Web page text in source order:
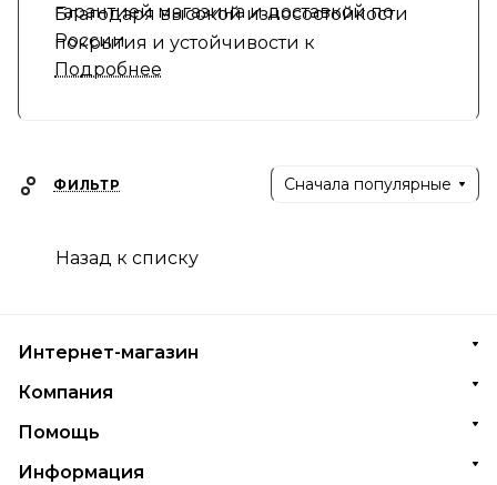
Благодаря высокой износостойкости
покрытия и устойчивости к
механическим повреждениям, посуда
гарантией магазина и доставкой по
России
Подробнее
ФИЛЬТР Сначала популярные
Назад к списку
Интернет-магазин
Компания
Помощь
Информация